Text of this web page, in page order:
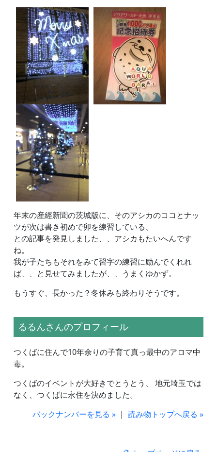
年末の産經新聞の茨城版に、そのアシカのココとナッ
ツが次は書き初めで卯を練習している、
との記事を発見しました、、アシカもたいへんです
ね。
我が子たちもそれをみて習字の練習に励んでくれれ
ば、、と見せてみましたが、、うまくゆかず。
もうすぐ、長かった？冬休みも終わりそうです。
るるんさんのプロフィール
つくばに住んで10年余りの子育て真っ最中のアロマ中
毒。
つくばのイベントが大好きでとうとう、 地元埼玉では
なく、つくばに永住を決めました。
バックナンバーを見る » | 読み物トップへ戻る »